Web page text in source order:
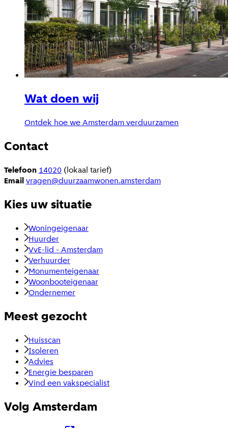
Wat doen wij
Ontdek hoe we Amsterdam verduurzamen
Contact
Telefoon 14020 (lokaal tarief)
Emailvragen@duurzaamwonen.amsterdam
Kies uw situatie
Woningeigenaar
Huurder
VvE-lid - Amsterdam
Verhuurder
Monumenteigenaar
Woonbooteigenaar
Ondernemer
Meest gezocht
Huisscan
Isoleren
Advies
Energie besparen
Vind een vakspecialist
Volg Amsterdam